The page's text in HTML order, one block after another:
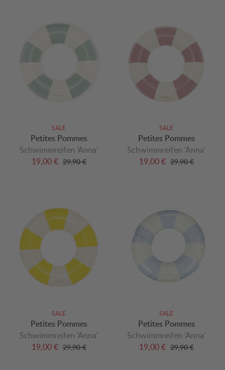
SALE
Petites Pommes
Schwimmreifen 'Anna'
19,00 € 29,90 €
SALE
Petites Pommes
Schwimmreifen 'Anna'
19,00 € 29,90 €
SALE
Petites Pommes
Schwimmreifen 'Anna'
19,00 € 29,90 €
SALE
Petites Pommes
Schwimmreifen 'Anna'
19,00 € 29,90 €